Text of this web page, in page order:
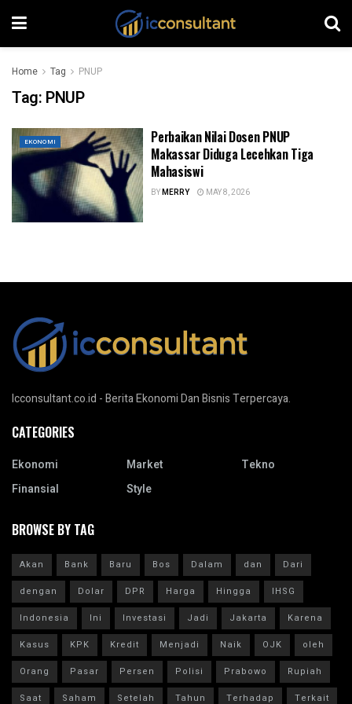
Home Tag PNUP
Tag: PNUP
EKONOMI
Perbaikan Nilai Dosen PNUP
Makassar Diduga Lecehkan Tiga
Mahasiswi
BYMERRY MAY 8, 2026
Icconsultant.co.id - Berita Ekonomi Dan Bisnis Terpercaya.
CATEGORIES
Ekonomi
Finansial
Market
Style
Tekno
BROWSE BY TAG
Akan Bank Baru Bos Dalam dan
Dari
dengan
Dolar DPR Harga Hingga
IHSG
Indonesia
Ini Investasi Jadi Jakarta
Karena
Kasus
KPK Kredit Menjadi Naik OJK
oleh
Orang
Pasar Persen Polisi Prabowo
Rupiah
Saat
Saham Setelah Tahun Terhadap Terkait